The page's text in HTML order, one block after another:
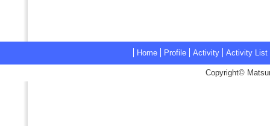
Home Profile Activity Activity List
Copyright©